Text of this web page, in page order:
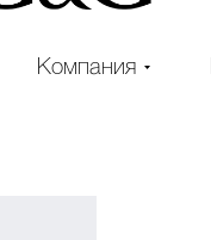
Компания